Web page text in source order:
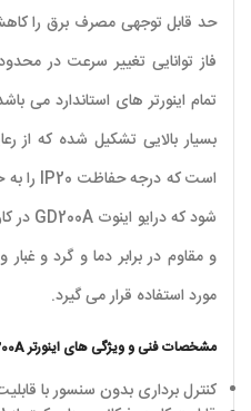
حد قابل توجهی مصرف برق را
تمام اینورتر های استاندارد می
بسیار بالایی تشکیل شده که از
است که درجه حفاظت IP20 را
شود که درایو اینوت GD200A در
و مقاوم در برابر دما و گرد و
مورد استفاده قرار می گیرد.
مشخصات فنی و ویژگی های اینورتر GD200A :
کنترل برداری بدون سنسور با